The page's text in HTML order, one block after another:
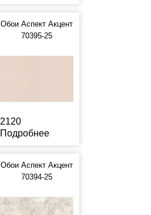
Обои Аспект Акцент
70395-25
2120
Подробнее
Обои Аспект Акцент
70394-25